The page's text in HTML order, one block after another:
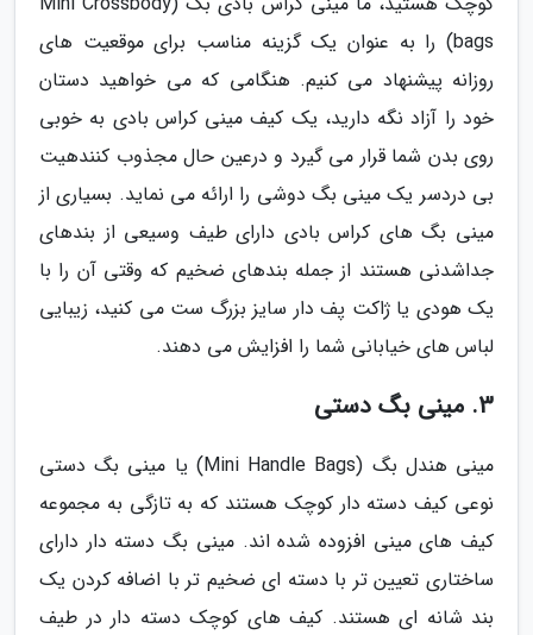
bags) را به عنوان یک گزینه مناسب برای موقعیت های
روزانه پیشنهاد می کنیم. هنگامی که می خواهید دستان
خود را آزاد نگه دارید، یک کیف مینی کراس بادی به خوبی
روی بدن شما قرار می گیرد و درعین حال مجذوب کنندهیت
بی دردسر یک مینی بگ دوشی را ارائه می نماید. بسیاری از
مینی بگ های کراس بادی دارای طیف وسیعی از بندهای
جداشدنی هستند از جمله بندهای ضخیم که وقتی آن را با
یک هودی یا ژاکت پف دار سایز بزرگ ست می کنید، زیبایی
لباس های خیابانی شما را افزایش می دهند.
3. مینی بگ دستی
مینی هندل بگ (Mini Handle Bags) یا مینی بگ دستی
نوعی کیف دسته دار کوچک هستند که به تازگی به مجموعه
کیف های مینی افزوده شده اند. مینی بگ دسته دار دارای
ساختاری تعیین تر با دسته ای ضخیم تر با اضافه کردن یک
بند شانه ای هستند. کیف های کوچک دسته دار در طیف